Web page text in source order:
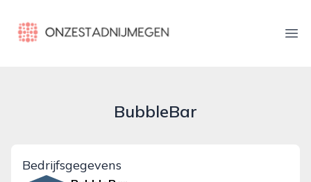
onzestadnijmegen.nl
BubbleBar
Bedrijfsgegevens